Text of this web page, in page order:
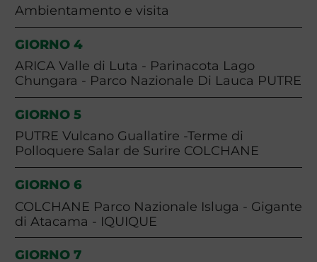
Ambientamento e visita
GIORNO 4
ARICA Valle di Luta - Parinacota Lago
Chungara - Parco Nazionale Di Lauca PUTRE
GIORNO 5
PUTRE Vulcano Guallatire -Terme di
Polloquere Salar de Surire COLCHANE
GIORNO 6
COLCHANE Parco Nazionale Isluga - Gigante
di Atacama - IQUIQUE
GIORNO 7